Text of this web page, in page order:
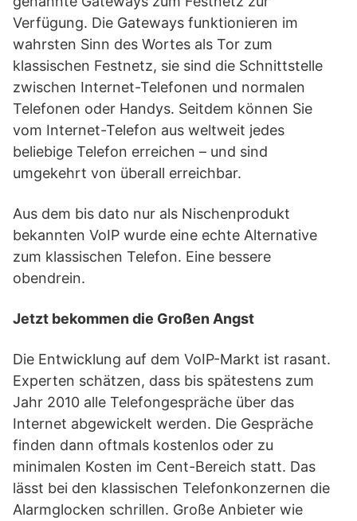
Verfügung. Die Gateways funktionieren im
wahrsten Sinn des Wortes als Tor zum
klassischen Festnetz, sie sind die Schnittstelle
zwischen Internet-Telefonen und normalen
Telefonen oder Handys. Seitdem können Sie
vom Internet-Telefon aus weltweit jedes
beliebige Telefon erreichen – und sind
umgekehrt von überall erreichbar.
Aus dem bis dato nur als Nischenprodukt
bekannten VoIP wurde eine echte Alternative
zum klassischen Telefon. Eine bessere
obendrein.
Jetzt bekommen die Großen Angst
Die Entwicklung auf dem VoIP-Markt ist rasant.
Experten schätzen, dass bis spätestens zum
Jahr 2010 alle Telefongespräche über das
Internet abgewickelt werden. Die Gespräche
finden dann oftmals kostenlos oder zu
minimalen Kosten im Cent-Bereich statt. Das
lässt bei den klassischen Telefonkonzernen die
Alarmglocken schrillen. Große Anbieter wie